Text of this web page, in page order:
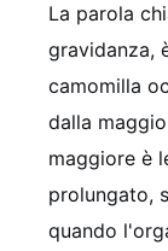
La parola
gravidanza,
camomilla
dalla
maggiore è
prolungato,
quando